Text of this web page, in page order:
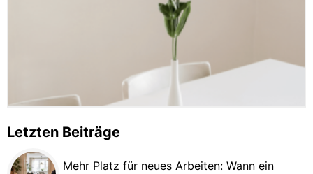
Letzten Beiträge
Mehr Platz für neues Arbeiten: Wann ein